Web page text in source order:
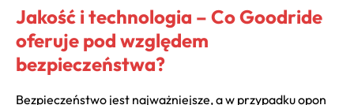
Jakość i technologia – Co Goodride
oferuje pod względem
bezpieczeństwa?
Bezpieczeństwo jest najważniejsze, a w przypadku opon